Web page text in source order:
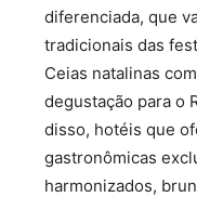
diferenciada, que
tradicionais das
Ceias natalinas
degustação para o
disso, hotéis que
gastronômicas
harmonizados,